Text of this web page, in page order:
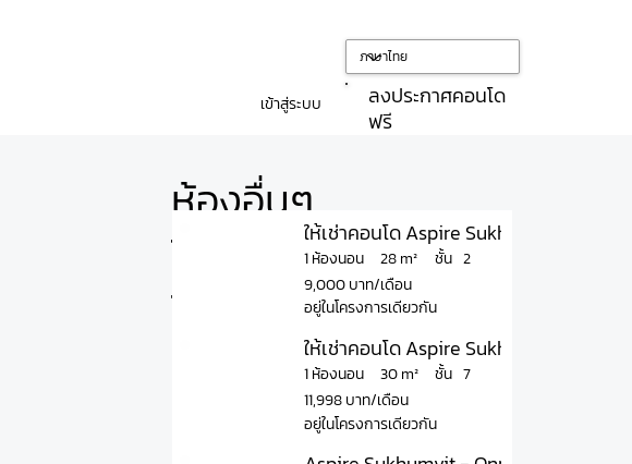
เข้าสู่ระบบ
ลงประกาศคอนโด
ฟรี
ห้องอื่นๆ
ใน
โครงการ
ให้เช่าคอนโด Aspire Sukhumvit -
1 ห้องนอน
9,000 บาท/เดือน
ชั้น
28 m² 2
อยู่ในโครงการเดียวกัน
ให้เช่าคอนโด Aspire Sukhumvit –
1 ห้องนอน
11,998 บาท/เดือน
ชั้น
30 m² 7
อยู่ในโครงการเดียวกัน